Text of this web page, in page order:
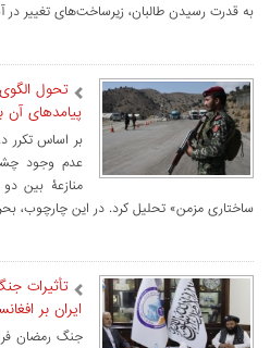
به قدرت رسیدن طالبان، زیرساخت‌های تغییر در
تحول
پیامدهای آن
بر اساس تکرر
عدم وجود
‏منازعۀ بین
ساختاری مزمن» تحلیل کرد. در این چارچوب،
تأثیرات
ایران بر
جنگ رمضان